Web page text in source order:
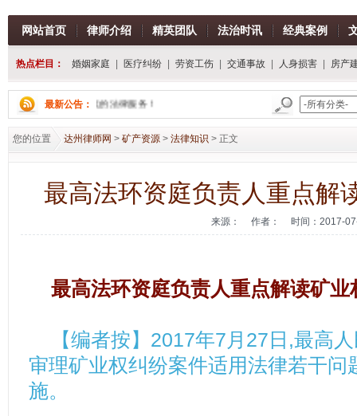
网站首页 律师介绍 精英团队 法治时讯 经典案例
热点栏目： 婚姻家庭 医疗纠纷 劳资工伤 交通事故 人身损害 房产
最新公告：
为您提供一流的法律服务！
您的位置 达州律师网 > 矿产资源 > 法律知识 > 正文
最高法环资庭负责人重点解
来源： 作者： 时间：2017-
最高法环资庭负责人重点解读矿业
【编者按】 2017年7 月 27 日 ,最高
审理矿业权纠纷案件适用法律若干问
施。